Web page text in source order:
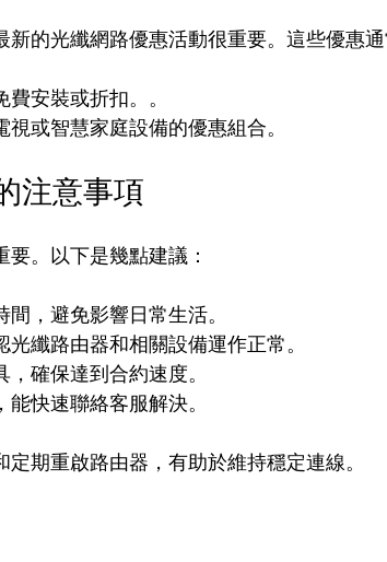
的光纖網路優惠活動很重要。這些優惠
費安裝或折扣。。
視或智慧家庭設備的優惠組合。
注意事項
。以下是幾點建議：
間，避免影響日常生活。
纖路由器和相關設備運作正常。
，確保達到合約速度。
能快速聯絡客服解決。
期重啟路由器，有助於維持穩定連線。